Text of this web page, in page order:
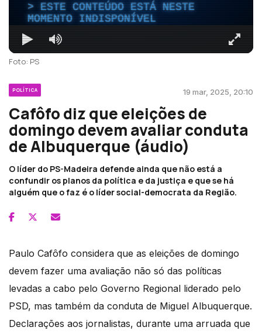
ESTE CONTEÚDO ESTÁ NESTE
MOMENTO INDISPONÍVEL
Foto: PS
POLÍTICA 19 mar, 2025, 20:10
Cafôfo diz que eleições de
domingo devem avaliar conduta
de Albuquerque (áudio)
O líder do PS-Madeira defende ainda que não está a
confundir os planos da política e da justiça e que se há
alguém que o faz é o líder social-democrata da Região.
Paulo Cafôfo considera que as eleições de domingo
devem fazer uma avaliação não só das políticas
levadas a cabo pelo Governo Regional liderado pelo
PSD, mas também da conduta de Miguel Albuquerque.
Declarações aos jornalistas, durante uma arruada que